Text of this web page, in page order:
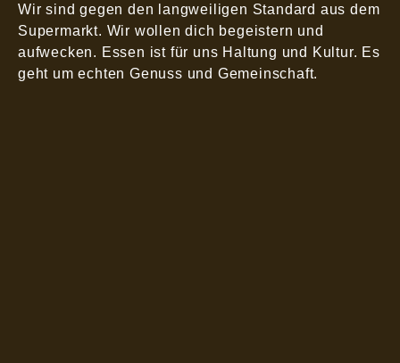
Wir sind gegen den langweiligen Standard aus dem
Supermarkt. Wir wollen dich begeistern und
aufwecken. Essen ist für uns Haltung und Kultur. Es
geht um echten Genuss und Gemeinschaft.